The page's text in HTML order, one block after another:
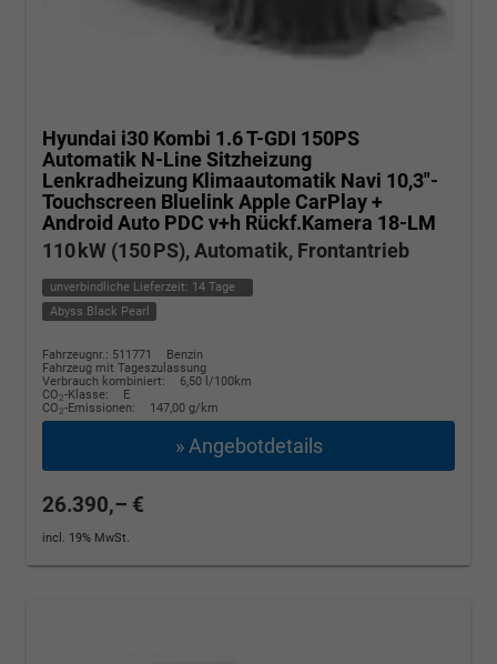
Hyundai i30 Kombi 1.6 T-GDI 150PS
Automatik N-Line Sitzheizung
Lenkradheizung Klimaautomatik Navi 10,3"-
Touchscreen Bluelink Apple CarPlay +
Android Auto PDC v+h Rückf.Kamera 18-LM
110 kW (150 PS), Automatik, Frontantrieb
unverbindliche Lieferzeit: 14 Tage
Abyss Black Pearl
Fahrzeugnr.: 511771
Benzin
Fahrzeug mit Tageszulassung
Verbrauch kombiniert:
6,50 l/100km
CO2-Klasse:
E
CO2-Emissionen: 147,00 g/km
» Angebotdetails
26.390,– €
incl. 19% MwSt.